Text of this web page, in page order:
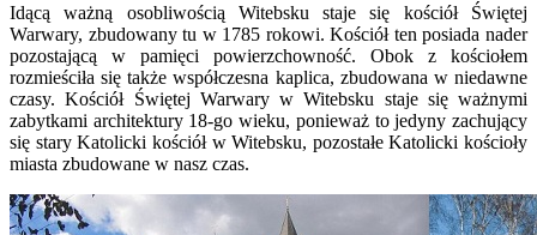
Idącą ważną osobliwością Witebsku staje się kościół Świętej
Warwary, zbudowany tu w 1785 rokowi. Kościół ten posiada nader
pozostającą w pamięci powierzchowność. Obok z kościołem
rozmieściła się także współczesna kaplica, zbudowana w niedawne
czasy. Kościół Świętej Warwary w Witebsku staje się ważnymi
zabytkami architektury 18-go wieku, ponieważ to jedyny zachujący
się stary Katolicki kościół w Witebsku, pozostałe Katolicki kościoły
miasta zbudowane w nasz czas.